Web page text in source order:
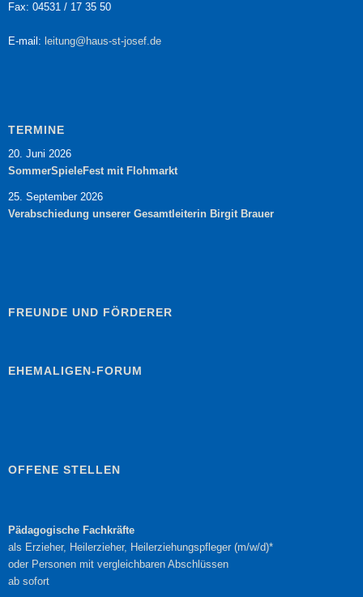
Fax: 04531 / 17 35 50
E-mail: leitung@haus-st-josef.de
TERMINE
20. Juni 2026
SommerSpieleFest mit Flohmarkt
25. September 2026
Verabschiedung unserer Gesamtleiterin Birgit Brauer
FREUNDE UND FÖRDERER
EHEMALIGEN-FORUM
OFFENE STELLEN
Pädagogische Fachkräfte
als Erzieher, Heilerzieher, Heilerziehungspfleger (m/w/d)*
oder Personen mit vergleichbaren Abschlüssen
ab sofort